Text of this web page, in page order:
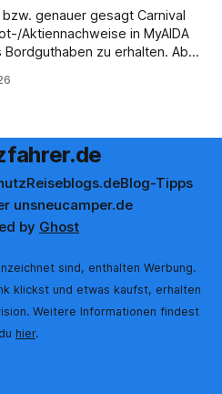
genauer gesagt Carnival
Aktiennachweise in MyAIDA
zu erhalten. Ab
zu erhalten. Bereits vor
Reiseblogs.deBlog-Tipps
unsneucamper.de
by Ghost
sind, enthalten Werbung.
klickst und etwas kaufst, erhalten
Weitere Informationen findest
du hier.